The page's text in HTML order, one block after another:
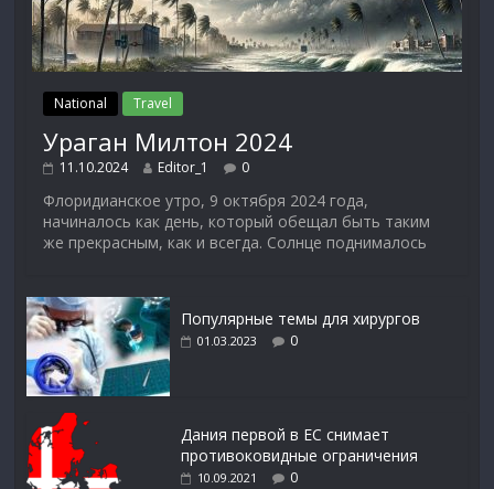
National Travel
Ураган Милтон 2024
11.10.2024 Editor_1 0
Флоридианское утро, 9 октября 2024 года,
начиналось как день, который обещал быть таким
же прекрасным, как и всегда. Солнце поднималось
Популярные темы для хирургов
01.03.2023 0
Дания первой в ЕС снимает
противоковидные ограничения
10.09.2021 0